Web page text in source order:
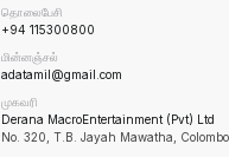
தொலைபேசி
+94 115300800
மின்னஞ்சல்
adatamil@gmail.com
முகவரி
Derana MacroEntertainment (Pvt) Ltd
No. 320, T.B. Jayah Mawatha,